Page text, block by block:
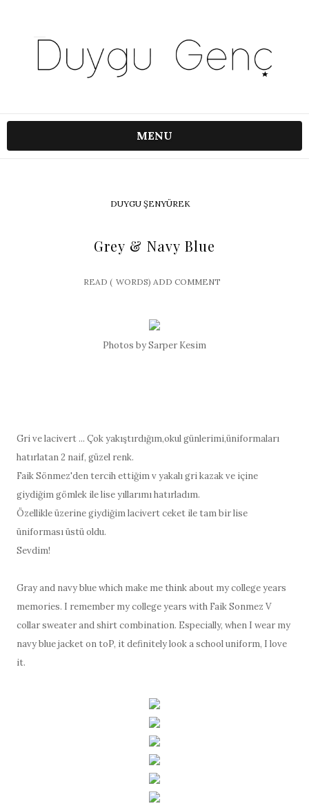
MENU
DUYGU ŞENYÜREK
Grey & Navy Blue
READ ( WORDS) ADD COMMENT
Photos by Sarper Kesim
Gri ve lacivert ... Çok yakıştırdığım,okul günlerimi,üniformaları
hatırlatan 2 naif, güzel renk.
Faik Sönmez'den tercih ettiğim v yakalı gri kazak ve içine
giydiğim gömlek ile lise yıllarımı hatırladım.
Özellikle üzerine giydiğim lacivert ceket ile tam bir lise
üniforması üstü oldu.
Sevdim!
Gray and navy blue which make me think about my college years
memories. I remember my college years with Faik Sonmez V
collar sweater and shirt combination. Especially, when I wear my
navy blue jacket on toP, it definitely look a school uniform, I love
it.